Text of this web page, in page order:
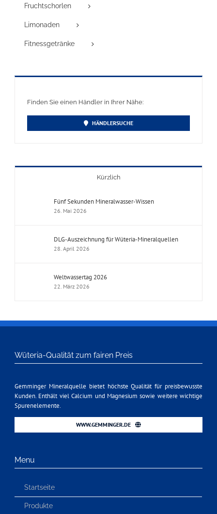
Fruchtschorlen
Limonaden
Fitnessgetränke
Finden Sie einen Händler in Ihrer Nähe:
HÄNDLERSUCHE
Kürzlich
Fünf Sekunden Mineralwasser-Wissen
26. Mai 2026
DLG-Auszeichnung für Wüteria-Mineralquellen
28. April 2026
Weltwassertag 2026
22. März 2026
Wüteria-Qualität zum fairen Preis
Gemminger Mineralquelle bietet höchste Qualität für preisbewusste
Kunden. Enthält viel Calcium und Magnesium sowie weitere wichtige
Spurenelemente.
WWW.GEMMINGER.DE
Menu
Startseite
Produkte